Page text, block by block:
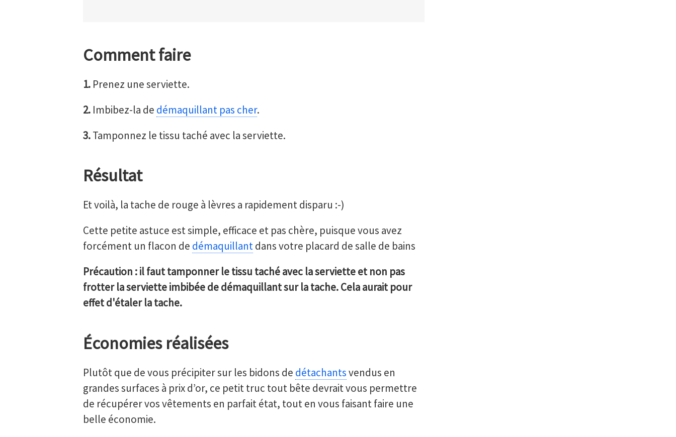
Comment faire
1.Prenez une serviette.
2.Imbibez-la de démaquillant pas cher.
3.Tamponnez le tissu taché avec la serviette.
Résultat
Et voilà, la tache de rouge à lèvres a rapidement disparu :-)
Cette petite astuce est simple, efficace et pas chère, puisque vous avez
forcément un flacon de démaquillantdans votre placard de salle de bains
Précaution : il faut tamponner le tissu taché avec la serviette et non pas
frotter la serviette imbibée de démaquillant sur la tache. Cela aurait pour
effet d'étaler la tache.
Économies réalisées
Plutôt que de vous précipiter sur les bidons de détachantsvendus en
grandes surfaces à prix d’or, ce petit truc tout bête devrait vous permettre
de récupérer vos vêtements en parfait état, tout en vous faisant faire une
belle économie.